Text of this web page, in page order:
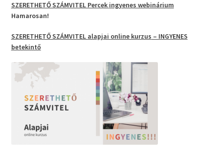
SZERETHETŐ SZÁMVITEL Percek ingyenes webinárium
Hamarosan!
SZERETHETŐ SZÁMVITEL alapjai online kurzus – INGYENES
betekintő